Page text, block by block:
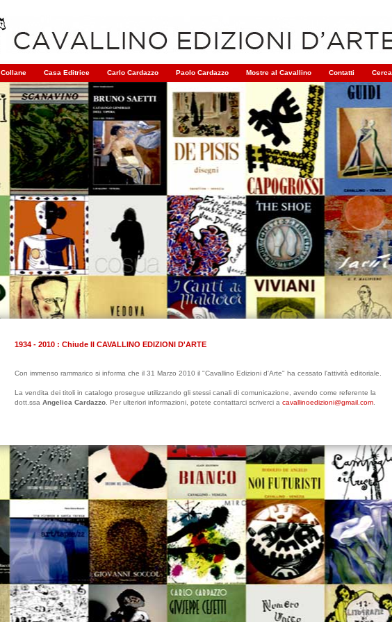
Collane Casa Editrice Carlo Cardazzo Paolo Cardazzo Mostre al Cavallino Contatti Cerca
1934 - 2010 : Chiude Il CAVALLINO EDIZIONI D'ARTE
Con immenso rammarico si informa che il 31 Marzo 2010 il "Cavallino Edizioni d'Arte" ha cessato l'attività editoriale.
La vendita dei titoli in catalogo prosegue utilizzando gli stessi canali di comunicazione, avendo come referente la
dott.ssa Angelica Cardazzo . Per ulteriori informazioni, potete contattarci scriverci a cavallinoedizioni@gmail.com